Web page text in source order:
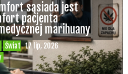
Świat 17 lip, 2026
sąsiada jest
pacjenta
marihuany